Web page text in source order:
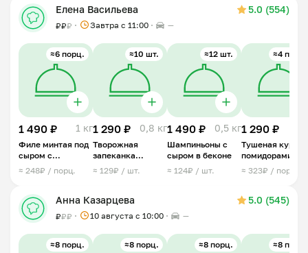
Елена Васильева 5.0 (554)
₽₽₽ Завтра c 11:00 —
≈6 порц.
1 490 ₽ 1 кг
Филе минтая под
сыром с
помидором
≈ 248₽ / порц.
≈10 шт.
1 290 ₽ 0,8 кг
Творожная
запеканка
сердечками с
ягодами
≈ 129₽ / шт.
≈12 шт.
1 490 ₽ 0,5 кг
Шампиньоны с
сыром в беконе
≈ 124₽ / шт.
≈4 порц.
1 290 ₽
Тушеная
помидорами и
картофелем
≈ 323₽ / порц.
Анна Казарцева 5.0 (545)
₽₽₽ 10 августа с 10:00 —
≈8 порц. ≈8 порц. ≈8 порц. ≈8 порц.